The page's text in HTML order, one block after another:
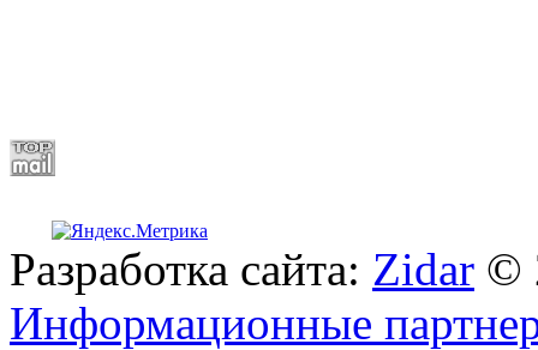
Разработка сайта: Zidar ©
Информационные